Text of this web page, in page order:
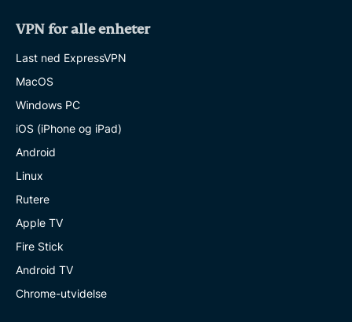
VPN for alle enheter
Last ned ExpressVPN
MacOS
Windows PC
iOS (iPhone og iPad)
Android
Linux
Rutere
Apple TV
Fire Stick
Android TV
Chrome-utvidelse